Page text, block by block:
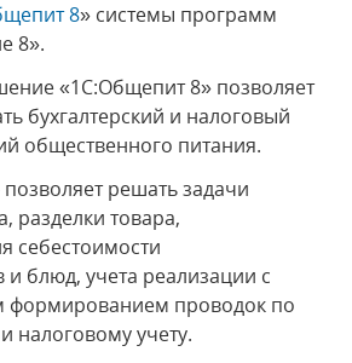
8» системы программ
8».
«1C:Общепит 8» позволяет
бухгалтерский и налоговый
общественного питания.
решать задачи
разделки товара,
себестоимости
и блюд, учета реализации с
формированием проводок по
налоговому учету.